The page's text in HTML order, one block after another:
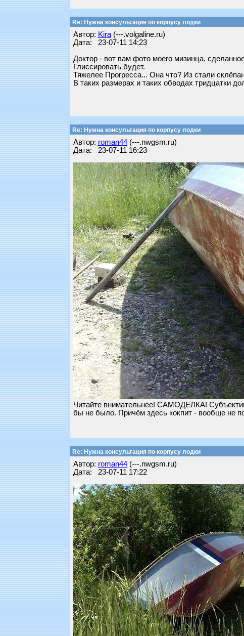
Re: Нужна консультация по корпусу лодки
Автор: Kira(---.volgaline.ru)
Дата: 23-07-11 14:23
Доктор - вот вам фото моего мизинца,
Глиссировать будет.
Тяжелее Прогресса... Она что? Из стали
В таких размерах и таких обводах тридцатки
Re: Нужна консультация по корпусу лодки
Автор: roman44(---.nwgsm.ru)
Дата: 23-07-11 16:23
Читайте внимательнее! САМОДЕЛКА!
бы не было. Причём здесь кокпит - вообще не
Re: Нужна консультация по корпусу лодки
Автор: roman44(---.nwgsm.ru)
Дата: 23-07-11 17:22